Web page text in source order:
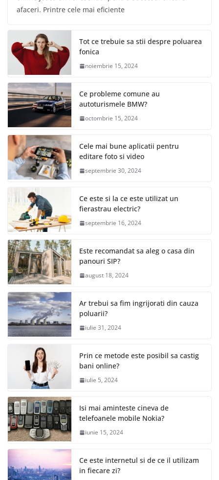
afaceri. Printre cele mai eficiente
Tot ce trebuie sa stii despre poluarea
fonica
noiembrie 15, 2024
Ce probleme comune au
autoturismele BMW?
octombrie 15, 2024
Cele mai bune aplicatii pentru
editare foto si video
septembrie 30, 2024
Ce este si la ce este utilizat un
fierastrau electric?
septembrie 16, 2024
Este recomandat sa aleg o casa din
panouri SIP?
august 18, 2024
Ar trebui sa fim ingrijorati din cauza
poluarii?
iulie 31, 2024
Prin ce metode este posibil sa castig
bani online?
iulie 5, 2024
Isi mai aminteste cineva de
telefoanele mobile Nokia?
iunie 15, 2024
Ce este internetul si de ce il utilizam
in fiecare zi?